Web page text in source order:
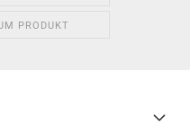
PRODUKT